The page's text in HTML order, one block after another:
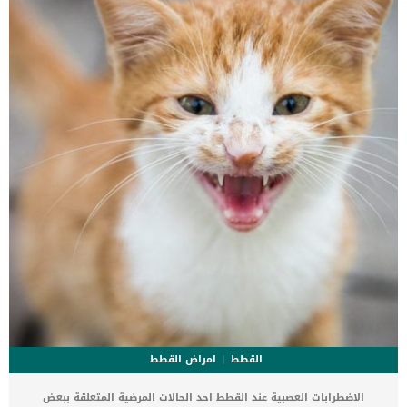
واصحابه ويحب أن يشاركهم في جميع مناسباتهم واحتفالاتهم ودائما ما
يرغب في الذهاب معك إلى أي مكان. يتميز بشخصيته المرحة والمحبة،
فهو يحب اللعب والمرح طوال الوقت وقضاء […]
القطط
امراض القطط
الاضطرابات العصبية عند القطط احد الحالات المرضية المتعلقة ببعض